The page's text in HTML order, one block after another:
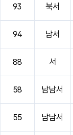
93 북서
94 남서
88 서
58 남남서
55 남남서